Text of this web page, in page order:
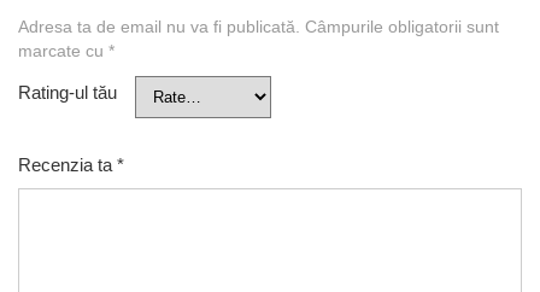
Adresa ta de email nu va fi publicată. Câmpurile obligatorii sunt
marcate cu *
Rating-ul tău
Recenzia ta *